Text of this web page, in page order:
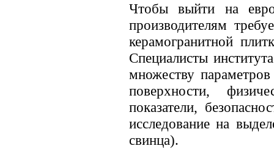
Чтобы выйти на
производителям
керамогранитной
Специалисты
множеству
поверхности,
показатели,
исследование на
свинца).